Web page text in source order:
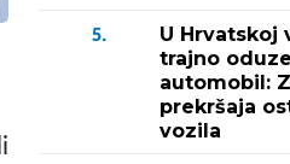
5.
U Hrvatskoj
trajno
automobil:
prekršaja
vozila